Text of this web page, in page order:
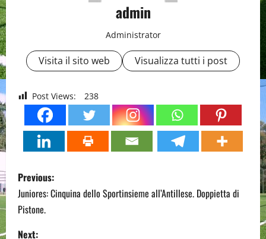
admin
Administrator
Visita il sito web Visualizza tutti i post
Post Views: 238
P
o
s
Previous:
Juniores: Cinquina dello Sportinsieme all’Antillese. Doppietta di
Pistone.
Next: